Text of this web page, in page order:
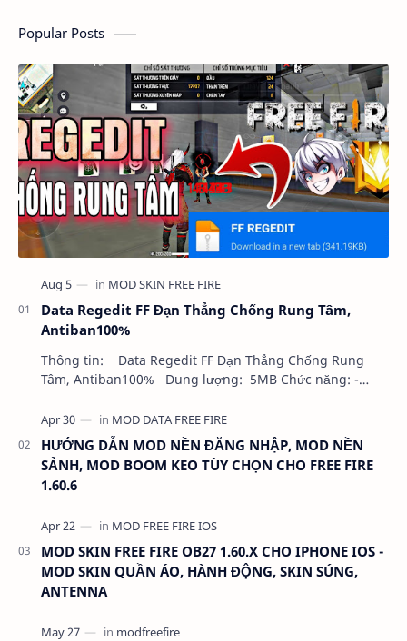
Popular Posts
Data Regedit FF Đạn Thẳng Chống Rung Tâm,
Antiban100%
Thông tin: Data Regedit FF Đạn Thẳng Chống Rung
Tâm, Antiban100% Dung lượng: 5MB Chức năng: -
HƯỚNG DẪN MOD NỀN ĐĂNG NHẬP, MOD NỀN
SẢNH, MOD BOOM KEO TÙY CHỌN CHO FREE FIRE
1.60.6
MOD SKIN FREE FIRE OB27 1.60.X CHO IPHONE IOS -
MOD SKIN QUẦN ÁO, HÀNH ĐỘNG, SKIN SÚNG,
ANTENNA